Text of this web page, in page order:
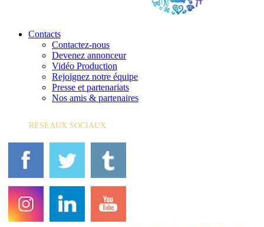
Contacts
Contactez-nous
Devenez annonceur
Vidéo Production
Rejoignez notre équipe
Presse et partenariats
Nos amis & partenaires
RESEAUX SOCIAUX